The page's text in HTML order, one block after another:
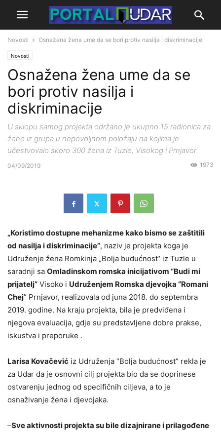
Novosti Osnažena žena ume da se bori protiv nasilja i diskriminacije
Novosti
Osnažena žena ume da se
bori protiv nasilja i
diskriminacije
U sklopu samog projekta održano je ukupno 15 radionica za
žene iz grupa u nepovoljnom položaju na kojima je
učestvovalo skoro 300 žena iz Tuzle, Visokog i Prnjavor
04/09/2019 1973
„Koristimo dostupne mehanizme kako bismo se zaštitili
od nasilja i diskriminacije”, naziv je projekta koga je
Udruženje žena Romkinja „Bolja budućnost“ iz Tuzle u
saradnji sa Omladinskom romska inicijativom “Budi mi
prijatelj” Visoko i Udruženjem Romska djevojka “Romani
Chej” Prnjavor, realizovala od juna 2018. do septembra
2019. godine. Na kraju projekta, bila je predviđena i
njegova evaluacija, gdje su predstavljene dobre prakse,
iskustva i preporuke .
Larisa Kovačević iz Udruženja “Bolja budućnost” rekla je
za Udar da je osnovni cilj projekta bio da se doprinese
ostvarenju jednog od specifičnih ciljeva, a to je
osnaživanje žena i djevojaka.
–Sve aktivnosti projekta su bile dizajnirane i prilagođene